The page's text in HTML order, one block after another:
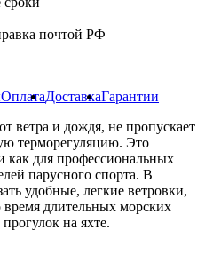
почтой РФ
ОплатаДоставкаГарантии
ветра и дождя, не пропускает
терморегуляцию. Это
как для профессиональных
парусного спорта. В
удобные, легкие ветровки,
время длительных морских
на яхте.